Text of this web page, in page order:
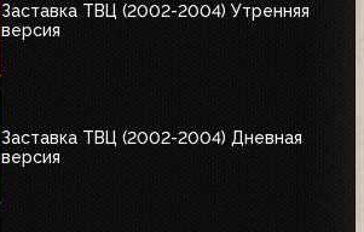
Заставка ТВЦ (2002-2004) Утренняя
версия
Заставка ТВЦ (2002-2004) Дневная
версия